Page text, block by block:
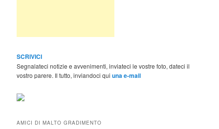
SCRIVICI
Segnalateci notizie e avvenimenti, inviateci le vostre foto, dateci il
vostro parere. Il tutto, inviandoci quiuna e-mail
AMICI DI MALTO GRADIMENTO